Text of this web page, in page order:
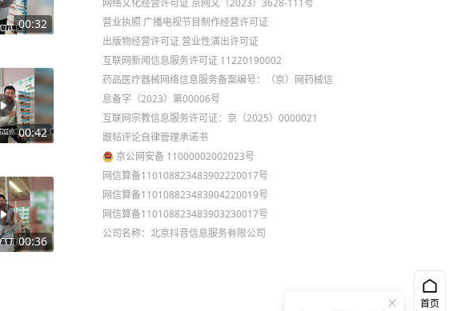
00:32
00:42
00:36
网络文化经营许可证 京网文〔2023〕3628-111号
营业执照 广播电视节目制作经营许可证
出版物经营许可证 营业性演出许可证
互联网新闻信息服务许可证 11220190002
药品医疗器械网络信息服务备案编号：（京）网药械信
息备字（2023）第00006号
互联网宗教信息服务许可证：京（2025）0000021
跟帖评论自律管理承诺书
京公网安备 11000002002023号
网信算备110108823483902220017号
网信算备110108823483904220019号
网信算备110108823483903230017号
公司名称：北京抖音信息服务有限公司
首页